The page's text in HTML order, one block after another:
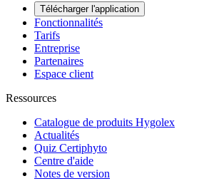
Télécharger l'application
Fonctionnalités
Tarifs
Entreprise
Partenaires
Espace client
Ressources
Catalogue de produits Hygolex
Actualités
Quiz Certiphyto
Centre d'aide
Notes de version